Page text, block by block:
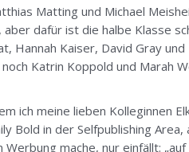
Matting und Michael
dafür ist die halbe Klasse
Hannah Kaiser, David Gray
Katrin Koppold und Marah
ich meine lieben Kolleginnen
Bold in der Selfpublishing
mache, nur einfällt: